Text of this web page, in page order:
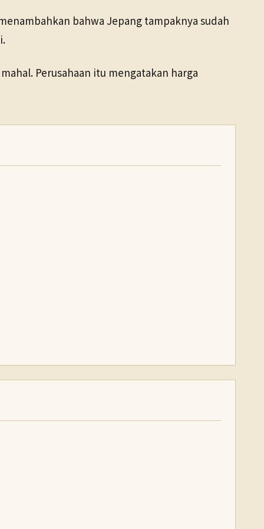
bahwa Jepang tampaknya sudah
Perusahaan itu mengatakan harga